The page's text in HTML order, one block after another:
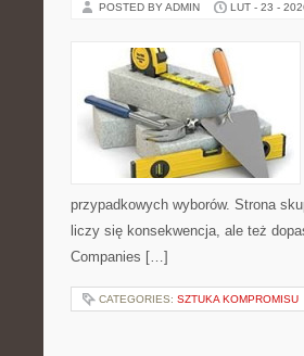
POSTED BY ADMIN LUT - 23 -
przypadkowych wyborów. Strona
liczy się konsekwencja, ale też
Companies […]
CATEGORIES: SZTUKA KOMPROMISU